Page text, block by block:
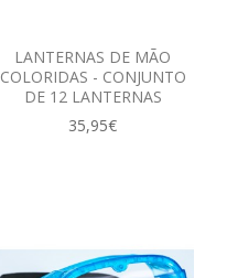
LANTERNAS DE MÃO
COLORIDAS - CONJUNTO
DE 12 LANTERNAS
35,95€